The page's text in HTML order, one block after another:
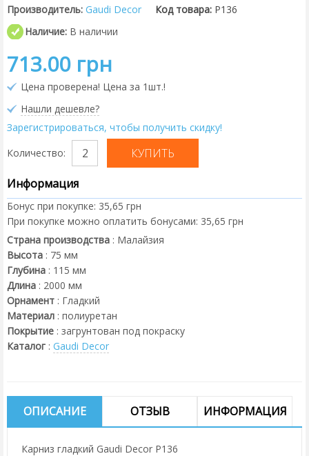
Производитель: Gaudi Decor Код товара: P136
Наличие: В наличии
713.00 грн
Цена проверена! Цена за 1шт.!
Нашли дешевле?
Зарегистрироваться, чтобы получить скидку!
Количество:
Информация
Бонус при покупке: 35,65 грн
При покупке можно оплатить бонусами: 35,65 грн
Страна производства : Малайзия
Высота : 75 мм
Глубина : 115 мм
Длина : 2000 мм
Орнамент : Гладкий
Материал : полиуретан
Покрытие : загрунтован под покраску
Каталог : Gaudi Decor
ОПИСАНИЕ ОТЗЫВ ИНФОРМАЦИЯ
Карниз гладкий Gaudi Decor P136